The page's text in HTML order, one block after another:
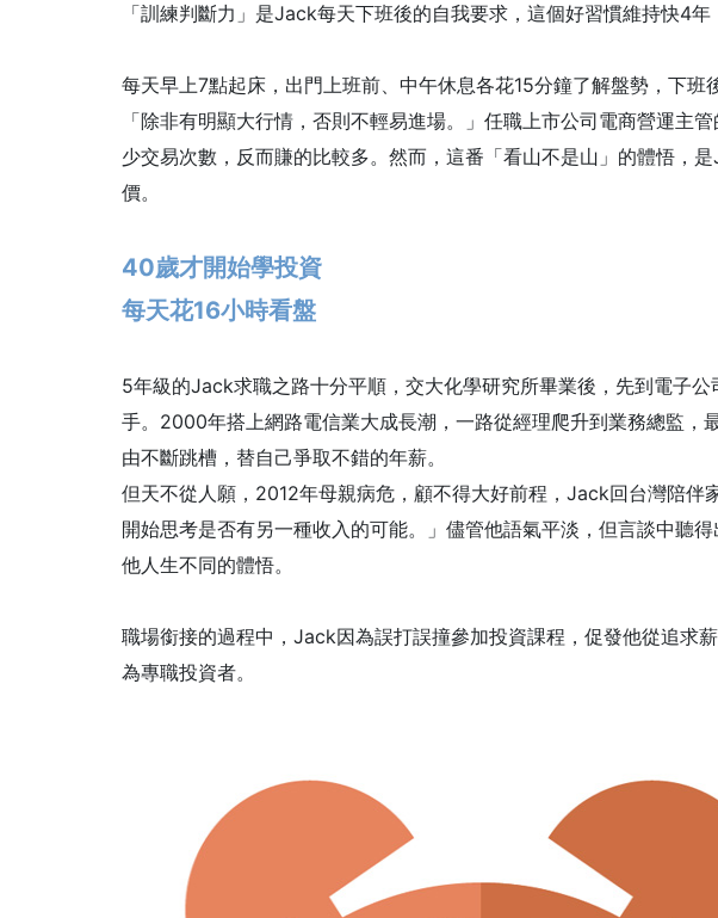
「訓練判斷力」是Jack每天下班後的自我要求，這個好習慣維持快4年
每天早上7點起床，出門上班前、中午休息各花15分鐘了解盤勢，下班
「除非有明顯大行情，否則不輕易進場。」任職上市公司電商營運主
少交易次數，反而賺的比較多。然而，這番「看山不是山」的體悟，
價。
40歲才開始學投資
每天花16小時看盤
5年級的Jack求職之路十分平順，交大化學研究所畢業後，先到電子
手。2000年搭上網路電信業大成長潮，一路從經理爬升到業務總監，
由不斷跳槽，替自己爭取不錯的年薪。
但天不從人願，2012年母親病危，顧不得大好前程，Jack回台灣陪伴
開始思考是否有另一種收入的可能。」儘管他語氣平淡，但言談中聽
他人生不同的體悟。
職場銜接的過程中，Jack因為誤打誤撞參加投資課程，促發他從追求
為專職投資者。